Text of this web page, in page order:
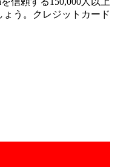
う。クレジットカード